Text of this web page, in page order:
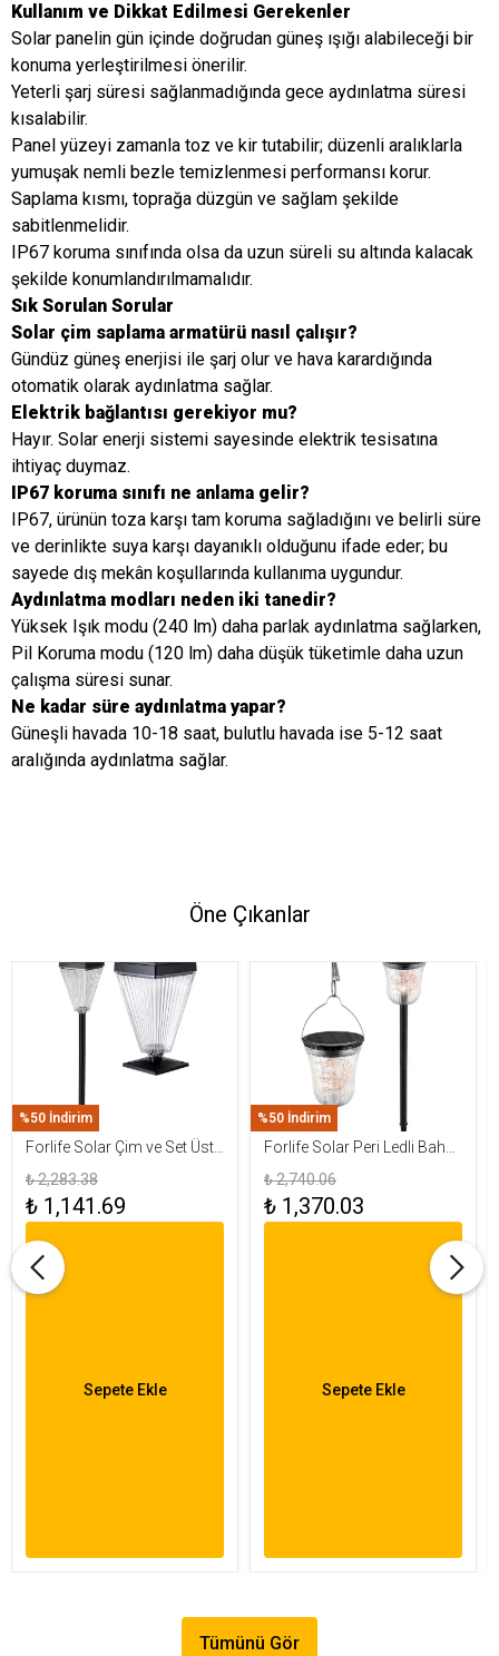
Kullanım ve Dikkat Edilmesi Gerekenler
Solar panelin gün içinde doğrudan güneş ışığı alabileceği bir
konuma yerleştirilmesi önerilir.
Yeterli şarj süresi sağlanmadığında gece aydınlatma süresi
kısalabilir.
Panel yüzeyi zamanla toz ve kir tutabilir; düzenli aralıklarla
yumuşak nemli bezle temizlenmesi performansı korur.
Saplama kısmı, toprağa düzgün ve sağlam şekilde
sabitlenmelidir.
IP67 koruma sınıfında olsa da uzun süreli su altında kalacak
şekilde konumlandırılmamalıdır.
Sık Sorulan Sorular
Solar çim saplama armatürü nasıl çalışır?
Gündüz güneş enerjisi ile şarj olur ve hava karardığında
otomatik olarak aydınlatma sağlar.
Elektrik bağlantısı gerekiyor mu?
Hayır. Solar enerji sistemi sayesinde elektrik tesisatına
ihtiyaç duymaz.
IP67 koruma sınıfı ne anlama gelir?
IP67, ürünün toza karşı tam koruma sağladığını ve belirli süre
ve derinlikte suya karşı dayanıklı olduğunu ifade eder; bu
sayede dış mekân koşullarında kullanıma uygundur.
Aydınlatma modları neden iki tanedir?
Yüksek Işık modu (240 lm) daha parlak aydınlatma sağlarken,
Pil Koruma modu (120 lm) daha düşük tüketimle daha uzun
çalışma süresi sunar.
Ne kadar süre aydınlatma yapar?
Güneşli havada 10-18 saat, bulutlu havada ise 5-12 saat
aralığında aydınlatma sağlar.
Öne Çıkanlar
%50 İndirim
Forlife Solar Çim ve Set Üstü
Armatür 15W FL-3283
₺ 2,283.38
₺ 1,141.69
Sepete Ekle
%50 İndirim
Forlife Solar Peri Ledli Bahçe
Aydınlatma Armatürü FL-
3284
₺ 2,740.06
₺ 1,370.03
Sepete Ekle
Tümünü Gör